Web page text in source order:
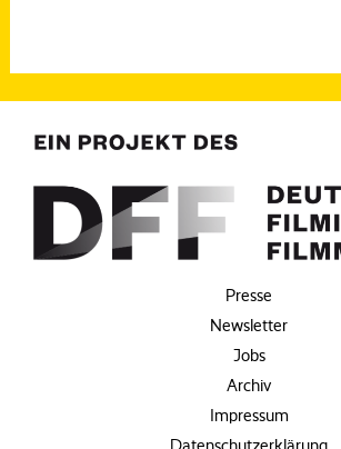
Presse
Newsletter
Jobs
Archiv
Impressum